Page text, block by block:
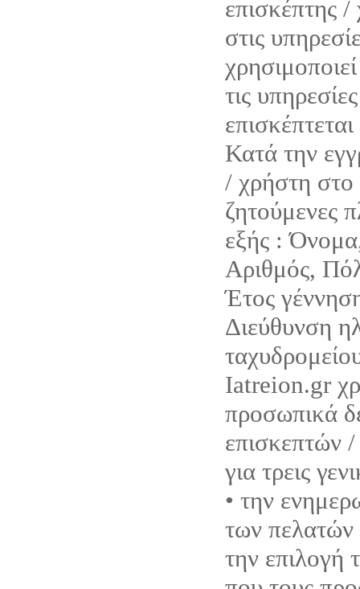
επισκέπτης /
στις
τις
Κατά την
/ χρήστη
ζητούμενες
εξής :
Αριθμός,
Έτος
Διεύθυνση
Iatreion.gr
προσωπικά
επισκεπτών
για τρεις
• την
των
την επιλογή